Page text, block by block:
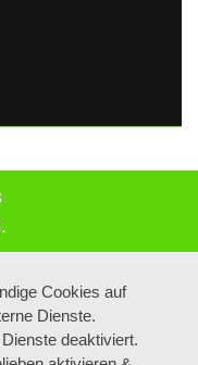
Cookies auf
Dienste.
deaktiviert.